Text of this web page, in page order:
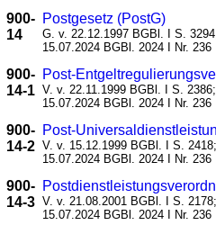
900-
14
Postgesetz (PostG)
G. v. 22.12.1997 BGBl. I S.
15.07.2024 BGBl. 2024 I Nr. 236
900-
14-1
Post-
V. v. 22.11.1999 BGBl. I S.
15.07.2024 BGBl. 2024 I Nr. 236
900-
14-2
Post-
V. v. 15.12.1999 BGBl. I S.
15.07.2024 BGBl. 2024 I Nr. 236
900-
14-3 V. v. 21.08.2001 BGBl. I S.
15.07.2024 BGBl. 2024 I Nr. 236